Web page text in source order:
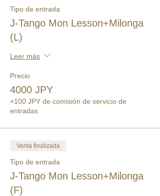
Tipo de entrada
J-Tango Mon Lesson+Milonga
(L)
Leer más
Precio
4000 JPY
+100 JPY de comisión de servicio de
entradas
Venta finalizada
Tipo de entrada
J-Tango Mon Lesson+Milonga
(F)